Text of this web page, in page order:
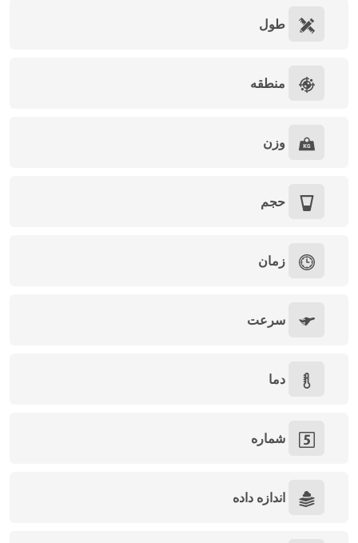
طول
منطقه
وزن
حجم
زمان
سرعت
دما
شماره
اندازه داده